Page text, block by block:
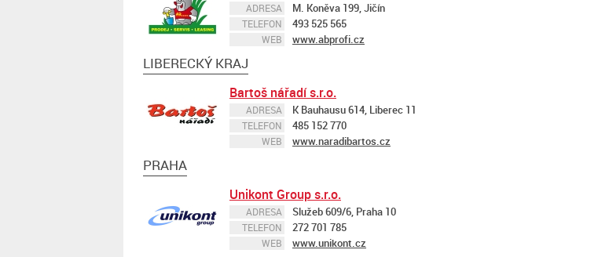
ADRESA M. Koněva 199, Jičín
TELEFON 493 525 565
WEB www.abprofi.cz
LIBERECKÝ KRAJ
Bartoš nářadí s.r.o.
ADRESA K Bauhausu 614, Liberec 11
TELEFON 485 152 770
WEB www.naradibartos.cz
PRAHA
Unikont Group s.r.o.
ADRESA Služeb 609/6, Praha 10
TELEFON 272 701 785
WEB www.unikont.cz